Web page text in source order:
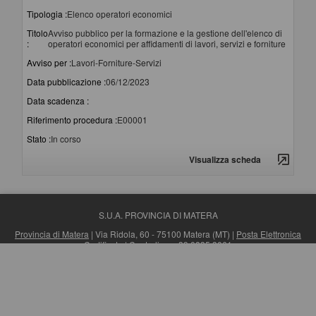
Tipologia :Elenco operatori economici
Titolo
:
Avviso pubblico per la formazione e la gestione dell'elenco di
operatori economici per affidamenti di lavori, servizi e forniture
Avviso per :Lavori-Forniture-Servizi
Data pubblicazione :06/12/2023
Data scadenza :
Riferimento procedura :E00001
Stato :In corso
Visualizza scheda
S.U.A. PROVINCIA DI MATERA
Provincia di Matera | Via Ridola, 60 - 75100 Matera (MT) | Posta Elettronica
Certificata| Centralino: +39 0835 3061